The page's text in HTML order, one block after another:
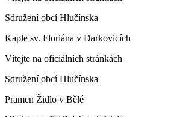
Sdružení obcí Hlučínska
Kaple sv. Floriána v Darkovicích
Vítejte na oficiálních stránkách
Sdružení obcí Hlučínska
Pramen Židlo v Bělé